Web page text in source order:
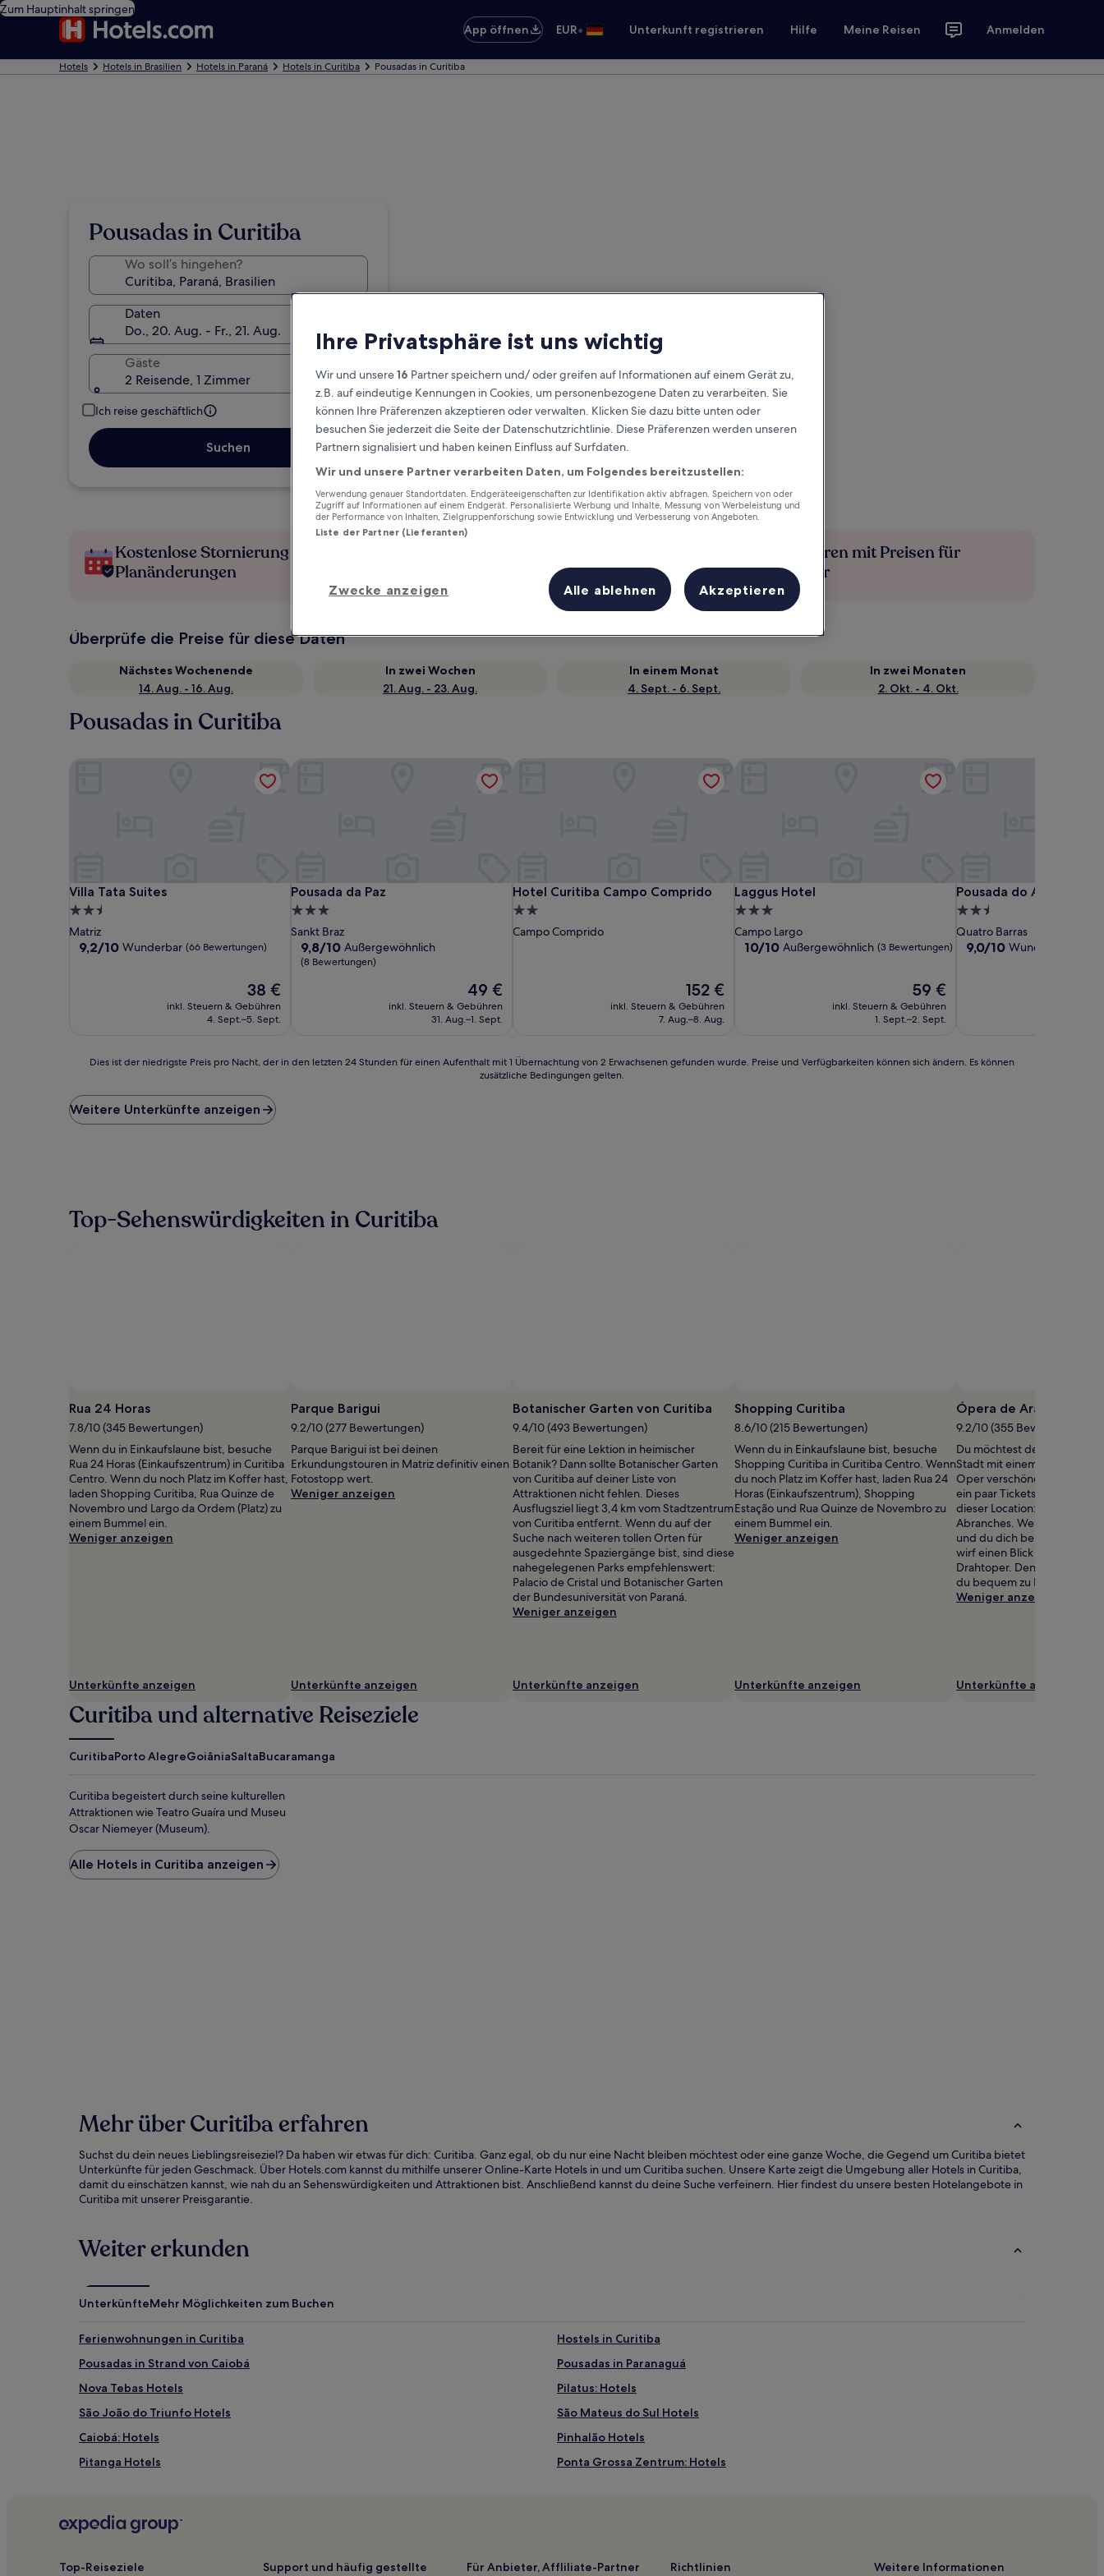
Zum Hauptinhalt springen
App öffnen
EUR• Unterkunft registrieren Hilfe Meine Reisen Anmelden
Hotels Hotels in Brasilien Hotels in Paraná Hotels in Curitiba Pousadas in Curitiba
Pousadas in Curitiba
Wo soll’s hingehen?
Daten
Do., 20. Aug. - Fr., 21. Aug.
Gäste
2 Reisende, 1 Zimmer
Ich reise geschäftlich
Suchen
Kostenlose Stornierung bei
Planänderungen
wahrgenommene Übernachtung
Mehr sparen mit Preisen für
Mitglieder
Überprüfe die Preise für diese Daten
Nächstes Wochenende
14. Aug. - 16. Aug.
In zwei Wochen
21. Aug. - 23. Aug.
In einem Monat
4. Sept. - 6. Sept.
In zwei Monaten
2. Okt. - 4. Okt.
Pousadas in Curitiba
Villa Tata Suites
Villa Tata Suites
2.5-
Sterne-
Unterkunft
Matriz
9.2
9,2/10 Wunderbar (66 Bewertungen)
Der
Preis
beträgt
38 €
inkl. Steuern & Gebühren
4. Sept.–5. Sept.
Pousada da Paz
Pousada da Paz
3.0-
Sterne-
Unterkunft
Sankt Braz
9.8
von
9,8/10 Außergewöhnlich
(8 Bewertungen)
Der
Preis
beträgt
49 €
inkl. Steuern & Gebühren
31. Aug.–1. Sept.
Hotel Curitiba Campo Comprido
Hotel Curitiba Campo Comprido
2.0-
Sterne-
Campo Comprido
Der
Preis
beträgt
152 €
inkl. Steuern & Gebühren
7. Aug.–8. Aug.
Hotel Curitiba Campo Comprido
Laggus Hotel
Laggus Hotel
3.0-
Sterne-
Unterkunft
Campo Largo
10.0
10/10 Außergewöhnlich (3 Bewertungen)
Der
Preis
beträgt
59 €
inkl. Steuern & Gebühren
1. Sept.–2. Sept.
Pousada do Anhangava
Pousada do Anhangava
2.5-
Sterne-
Unterkunft
Quatro Barras
9.0
9,0/10 Wunderbar
der
niedrigste
Preis
letzten
24 Stunden
Verfügbarkeiten
können
sich
ändern.
Es
können
zusätzliche
Bedingungen
gelten.
Dies ist der niedrigste Preis pro Nacht, der in den letzten 24 Stunden für einen Aufenthalt mit 1 Übernachtung von 2 Erwachsenen gefunden wurde. Preise und Verfügbarkeiten können sich ändern. Es können
zusätzliche Bedingungen gelten.
Weitere Unterkünfte anzeigen
Top-Sehenswürdigkeiten in Curitiba
Foto
von
Jock
Watson
Rua 24 Horas
7.8/10 (345 Bewertungen)
Wenn du in Einkaufslaune bist, besuche
Rua 24 Horas (Einkaufszentrum) in Curitiba
Centro. Wenn du noch Platz im Koffer hast,
laden Shopping Curitiba, Rua Quinze de
Novembro und Largo da Ordem (Platz) zu
einem Bummel ein.
Weniger anzeigen
Unterkünfte anzeigen
Parque Barigui
9.2/10 (277 Bewertungen)
Parque Barigui ist bei deinen
Erkundungstouren in Matriz definitiv einen
Fotostopp wert.
Weniger anzeigen
Unterkünfte anzeigen
Foto
von
Maria
Cecilia
Bresolin
Araujo
Botanischer Garten von Curitiba
9.4/10 (493 Bewertungen)
Bereit für eine Lektion in heimischer
Botanik? Dann sollte Botanischer Garten
von Curitiba auf deiner Liste von
Attraktionen nicht fehlen. Dieses
Ausflugsziel liegt 3,4 km vom Stadtzentrum
von Curitiba entfernt. Wenn du auf der
Suche nach weiteren tollen Orten für
ausgedehnte Spaziergänge bist, sind diese
nahegelegenen Parks empfehlenswert:
Palacio de Cristal und Botanischer Garten
der Bundesuniversität von Paraná.
Weniger anzeigen
Unterkünfte anzeigen
Shopping Curitiba
8.6/10 (215 Bewertungen)
Wenn du in Einkaufslaune bist, besuche
Shopping Curitiba in Curitiba Centro. Wenn
du noch Platz im Koffer hast, laden Rua 24
Horas (Einkaufszentrum), Shopping
Estação und Rua Quinze de Novembro zu
einem Bummel ein.
Weniger anzeigen
Unterkünfte anzeigen
Ópera de Arame
9.2/10 (355 Bewertungen)
Du möchtest deinen
Stadt mit einem
Oper verschönern? Dann
ein paar Tickets für eine
dieser Location: Ópera de
Abranches. Wenn dir die
und du dich bereits auf
wirf einen Blick in das
Drahtoper. Den
du bequem zu Fuß.
Weniger anzeigen
Unterkünfte anzeigen
Curitiba und alternative Reiseziele
CuritibaPorto AlegreGoiâniaSaltaBucaramanga
Curitiba begeistert durch seine kulturellen
Attraktionen wie Teatro Guaíra und Museu
Oscar Niemeyer (Museum).
Alle Hotels in Curitiba anzeigen
Mehr über Curitiba erfahren
Suchst du dein neues Lieblingsreiseziel? Da haben wir etwas für dich: Curitiba. Ganz egal, ob du nur eine Nacht bleiben möchtest oder eine ganze Woche, die Gegend um Curitiba bietet
Unterkünfte für jeden Geschmack. Über Hotels.com kannst du mithilfe unserer Online-Karte Hotels in und um Curitiba suchen. Unsere Karte zeigt die Umgebung aller Hotels in Curitiba,
damit du einschätzen kannst, wie nah du an Sehenswürdigkeiten und Attraktionen bist. Anschließend kannst du deine Suche verfeinern. Hier findest du unsere besten Hotelangebote in
Curitiba mit unserer Preisgarantie.
Weiter erkunden
UnterkünfteMehr Möglichkeiten zum Buchen
Ferienwohnungen in Curitiba
Hostels in Curitiba
Pousadas in Strand von Caiobá
Pousadas in Paranaguá
Nova Tebas Hotels
Pilatus: Hotels
São João do Triunfo Hotels
São Mateus do Sul Hotels
Caiobá: Hotels
Pinhalão Hotels
Pitanga Hotels
Ponta Grossa Zentrum: Hotels
Boa Vista Hotels
Pôrto de Cima Hotels
Arapuã Hotels
Top-Reiseziele
Support und häufig gestellte
Für Anbieter, Affliliate-Partner
Richtlinien Weitere Informationen
Ihre Privatsphäre ist uns wichtig
Wir und unsere16 Partner speichern und/ oder greifen auf Informationen auf einem Gerät zu,
z.B. auf eindeutige Kennungen in Cookies, um personenbezogene Daten zu verarbeiten. Sie
können Ihre Präferenzen akzeptieren oder verwalten. Klicken Sie dazu bitte unten oder
besuchen Sie jederzeit die Seite der Datenschutzrichtlinie. Diese Präferenzen werden unseren
Partnern signalisiert und haben keinen Einfluss auf Surfdaten.
Wir und unsere Partner verarbeiten Daten, um Folgendes bereitzustellen:
Verwendung genauer Standortdaten. Endgeräteeigenschaften zur Identifikation aktiv abfragen. Speichern von oder
Zugriff auf Informationen auf einem Endgerät. Personalisierte Werbung und Inhalte, Messung von Werbeleistung und
der Performance von Inhalten, Zielgruppenforschung sowie Entwicklung und Verbesserung von Angeboten.
Liste der Partner (Lieferanten)
Zwecke anzeigen Alle ablehnen Akzeptieren